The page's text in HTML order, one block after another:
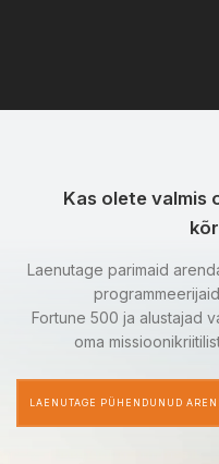
Kas olete valmis
Laenutage parimaid
Fortune 500 ja alustajad
oma
LAENUTAGE PÜHENDUNUD